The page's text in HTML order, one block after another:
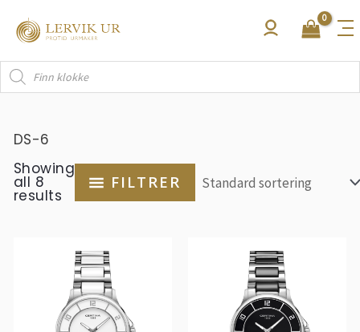
rett
innholdet
Products
search
DS-6
Showing
all 8
results
FILTRER